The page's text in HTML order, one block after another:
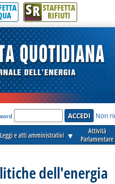
SR STAFFETTA
RIFIUTI
Non
Leggi e atti amministrativi ▼
Attività
Parlamentare
dell'energia